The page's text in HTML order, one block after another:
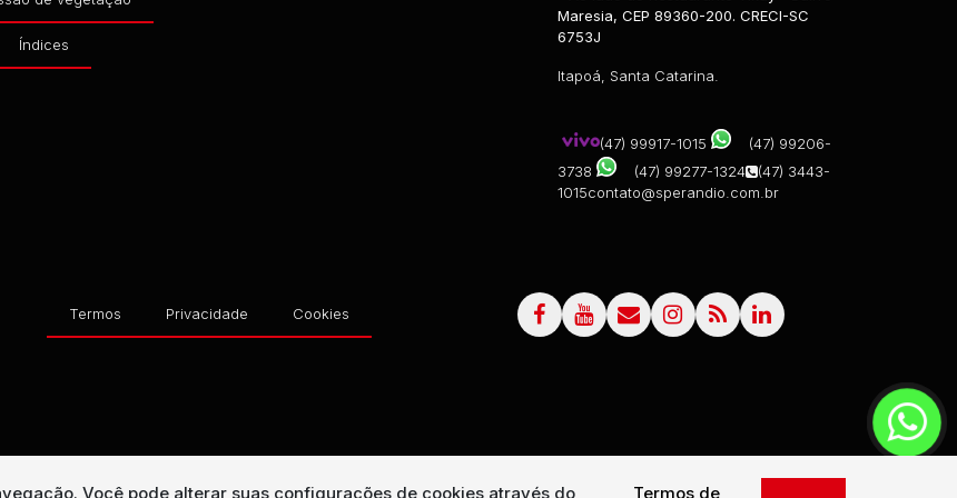
Você pode alterar suas configurações de cookies através do Termos de
Índices
Maresia, CEP 89360-200. CRECI-SC
6753J
Itapoá, Santa Catarina.
(47) 99917-1015
(47) 99206-
3738
(47) 99277-1324
(47) 3443-
1015contato@sperandio.com.br
Termos Privacidade Cookies